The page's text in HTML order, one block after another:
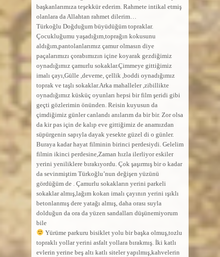
başkanlarımıza teşekkür ederim. Rahmete intikal etmiş
olanlara da Allahtan rahmet dilerim…
Türkoğlu Doğduğum büyüdüğüm topraklar.
Çocukluğumu yaşadığım,toprağın kokusunu
aldığım,pantolanlarımız çamur olmasın diye
paçalarımızı çorabımızın içine koyarak gezdiğimiz
oynadığımız çamurlu sokaklar.Çimmeye gittiğimiz
imalı çayı,Gülle ,deveme, çellik ,boddi oynadığımız
toprak ve taşlı sokaklar.Arka mahalleler ,zibillikte
oynadığımız küsküç oyunları hepsi bir film şeridi gibi
geçti gözlerimin önünden. Reisin kuyusun da
çimdiğimiz günler canlandı anılarım da bir bir. Zor olsa
da kir pas için de kalıp eve gittiğimiz de anamızdan
süpürgenin sapıyla dayak yesekte güzel di o günler.
Buraya kadar hayat filminin birinci perdesiydi. Gelelim
filmin ikinci perdesine,Zaman hızla ilerliyor eskiler
yerini yeniliklere bırakıyordu. Çok şaşırmış bir o kadar
da sevinmiştim Türkoğlu’nun değişen yüzünü
gördüğüm de . Çamurlu sokakların yerini parkeli
sokaklar almış,lağım kokan imalı çayının yerini ışıklı
betonlanmış dere yatağı almış, daha orası suyla
dolduğun da ora da yüzen sandalları düşünemiyorum
bile
Yürüme parkuru bisiklet yolu bir başka olmuş,tozlu
topraklı yollar yerini asfalt yollara bırakmış. İki katlı
evlerin yerine beş altı katlı siteler yapılmış,kahvelerin